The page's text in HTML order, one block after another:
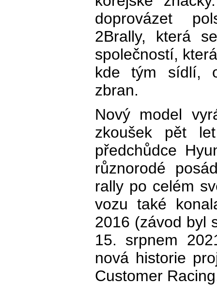
doprovázet
2Brally, která
společností,
kde tým sídlí,
zbran.
Nový model
zkoušek pět
předchůdce
různorodé
rally po celém
vozu také
2016 (závod byl
15. srpnem
nová historie
Customer